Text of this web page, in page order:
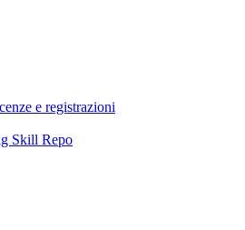
e registrazioni
Skill Repo